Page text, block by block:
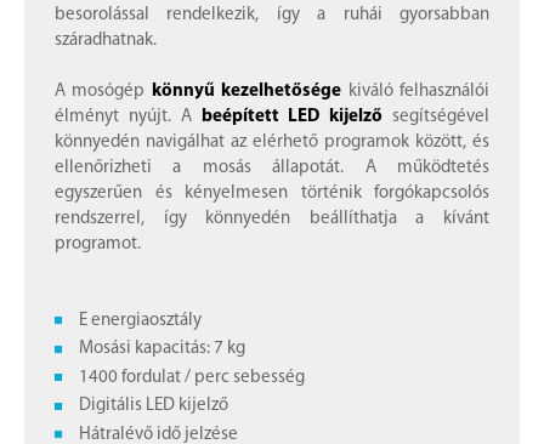
besorolással rendelkezik, így a ruhái gyorsabban
száradhatnak.
A mosógép könnyű kezelhetősége kiváló felhasználói
élményt nyújt. A
beépített LED kijelző segítségével
könnyedén navigálhat az elérhető programok között, és
ellenőrizheti a mosás állapotát. A működtetés
egyszerűen és kényelmesen történik forgókapcsolós
rendszerrel, így könnyedén beállíthatja a kívánt
programot.
E energiaosztály
Mosási kapacitás: 7 kg
1400 fordulat / perc sebesség
Digitális LED kijelző
Hátralévő idő jelzése